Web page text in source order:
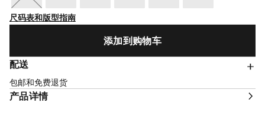
尺码表和版型指南
添加到购物车
配送
包邮和免费退货
产品详情